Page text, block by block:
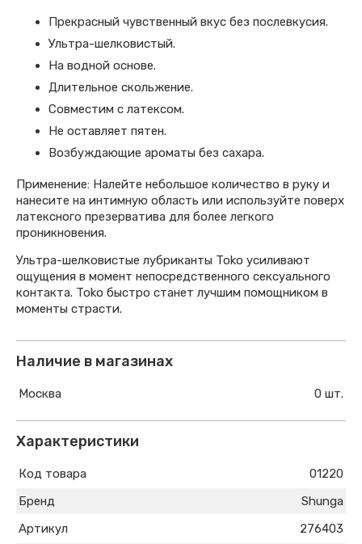
Прекрасный чувственный вкус без послевкусия.
Ультра-шелковистый.
На водной основе.
Длительное скольжение.
Совместим с латексом.
Не оставляет пятен.
Возбуждающие ароматы без сахара.
Применение: Налейте небольшое количество в руку и
нанесите на интимную область или используйте поверх
латексного презерватива для более легкого
проникновения.
Ультра-шелковистые лубриканты Toko усиливают
ощущения в момент непосредственного сексуального
контакта. Toko быстро станет лучшим помощником в
моменты страсти.
Наличие в магазинах
Москва 0 шт.
Характеристики
Код товара
01220
Бренд
Shunga
Артикул
276403